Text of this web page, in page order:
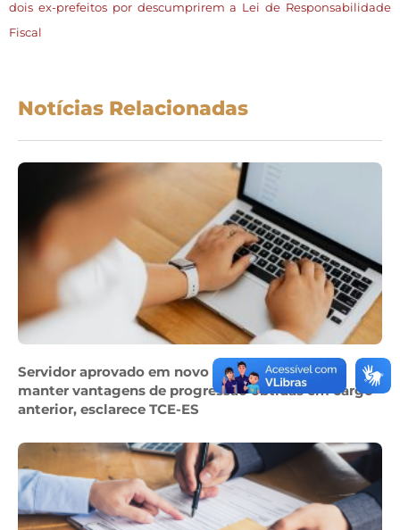
dois ex-prefeitos por descumprirem a Lei de Responsabilidade
Fiscal
Notícias Relacionadas
Servidor aprovado em novo concurso não pode
manter vantagens de progressão obtidas em cargo
anterior, esclarece TCE-ES